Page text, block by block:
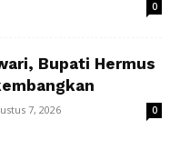
0
Bupati Hermus
7, 2026 0